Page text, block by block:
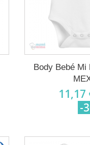
Body Bebé Mi
11,17
-